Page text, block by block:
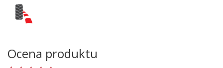
Ocena produktu